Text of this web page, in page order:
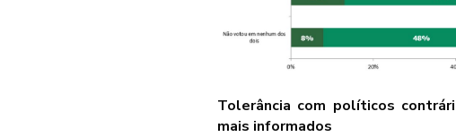
Tolerância com políticos
mais informados